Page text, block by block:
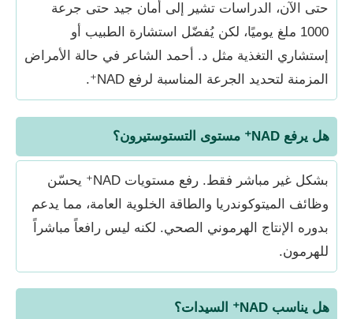
حتى الآن، الدراسات تشير إلى أمان جيد حتى جرعة
1000 ملغ يوميًا، لكن يُفضّل استشارة الطبيب أو
إستشاري التغذية مثل د. أحمد الشاعر في حالة الأمراض
المزمنة لتحديد الجرعة المناسبة لرفع NAD⁺.
هل يرفع NAD⁺ مستوى التستوستيرون؟
بشكل غير مباشر فقط. رفع مستويات NAD⁺ يحسّن
وظائف الميتوكوندريا والطاقة الخلوية العامة، مما يدعم
بدوره الإنتاج الهرموني الصحي. لكنه ليس رافعاً مباشراً
للهرمون.
هل يناسب NAD⁺ السيدات؟